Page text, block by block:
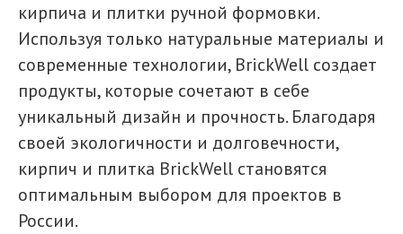
кирпича и плитки ручной формовки.
Используя только натуральные материалы и
современные технологии, BrickWell создает
продукты, которые сочетают в себе
уникальный дизайн и прочность. Благодаря
своей экологичности и долговечности,
кирпич и плитка BrickWell становятся
оптимальным выбором для проектов в
России.